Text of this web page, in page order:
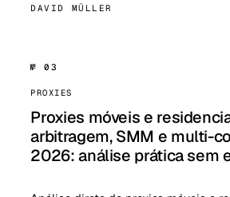
DAVID MÜLLER
№ 03
PROXIES
Proxies móveis e
arbitragem, SMM e multi-
2026: análise prática sem